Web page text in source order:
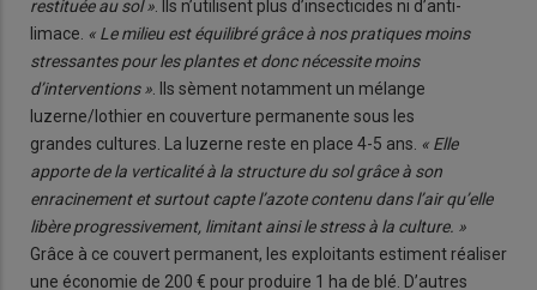
restituée au sol » . Ils n’utilisent plus d’insecticides ni d’anti-
limace. « Le milieu est équilibré grâce à nos pratiques moins
stressantes pour les plantes et donc nécessite moins
d’interventions » . Ils sèment notamment un mélange
luzerne/lothier en couverture permanente sous les
grandes cultures. La luzerne reste en place 4-5 ans. « Elle
apporte de la verticalité à la structure du sol grâce à son
enracinement et surtout capte l’azote contenu dans l’air qu’elle
libère progressivement, limitant ainsi le stress à la culture. »
Grâce à ce couvert permanent, les exploitants estiment réaliser
une économie de 200 € pour produire 1 ha de blé. D’autres